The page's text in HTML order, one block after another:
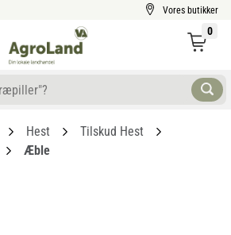
Vores butikker
0
Hest
Tilskud Hest
Æble